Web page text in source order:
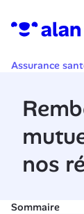
Assurance
nos
Sommaire